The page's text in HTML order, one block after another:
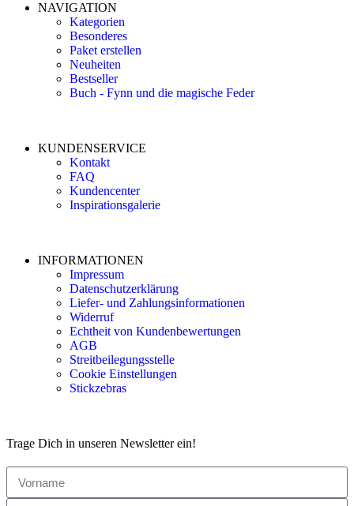
NAVIGATION
Kategorien
Besonderes
Paket erstellen
Neuheiten
Bestseller
Buch - Fynn und die magische Feder
KUNDENSERVICE
Kontakt
FAQ
Kundencenter
Inspirationsgalerie
INFORMATIONEN
Impressum
Datenschutzerklärung
Liefer- und Zahlungsinformationen
Widerruf
Echtheit von Kundenbewertungen
AGB
Streitbeilegungsstelle
Cookie Einstellungen
Stickzebras
Trage Dich in unseren Newsletter ein!